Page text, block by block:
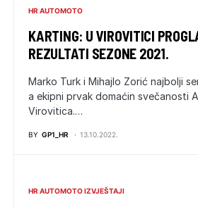
HR AUTOMOTO
KARTING: U VIROVITICI
REZULTATI SEZONE 2021.
Marko Turk i Mihajlo Zorić najbolji
a ekipni prvak domaćin svečanosti
Virovitica.…
BY GP1_HR 13.10.2022.
HR AUTOMOTO IZVJEŠTAJI